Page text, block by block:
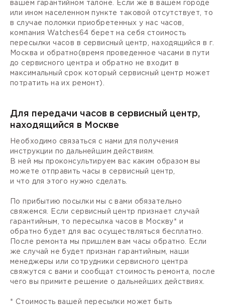
вашем гарантийном талоне. Если же в вашем городе
или ином населенном пункте таковой отсутствует, то
в случае поломки приобретенных у нас часов,
компания Watches64 берет на себя стоимость
пересылки часов в сервисный центр, находящийся в г.
Москва и обратно(время проведенное часами в пути
до сервисного центра и обратно не входит в
максимальный срок который сервисный центр может
потратить на их ремонт).
Для передачи часов в сервисный центр,
находящийся в Москве
Необходимо связаться с нами для получения
инструкции по дальнейшим действиям.
В ней мы проконсультируем вас каким образом вы
можете отправить часы в сервисный центр,
и что для этого нужно сделать.
По прибытию посылки мы с вами обязательно
свяжемся. Если сервисный центр признает случай
гарантийным, то пересылка часов в Москву* и
обратно будет для вас осуществляться бесплатно.
После ремонта мы пришлем вам часы обратно. Если
же случай не будет признан гарантийным, наши
менеджеры или сотрудники сервисного центра
свяжутся с вами и сообщат стоимость ремонта, после
чего вы примите решение о дальнейших действиях.
* Стоимость вашей пересылки может быть